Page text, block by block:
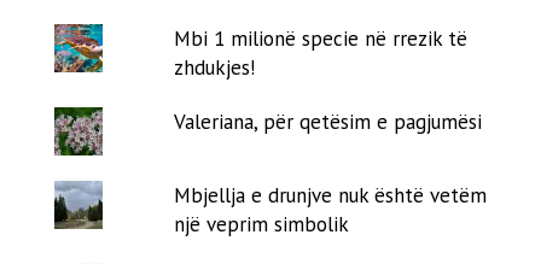
Mbi 1 milionë specie në rrezik të
zhdukjes!
Valeriana, për qetësim e pagjumësi
Mbjellja e drunjve nuk është vetëm
një veprim simbolik